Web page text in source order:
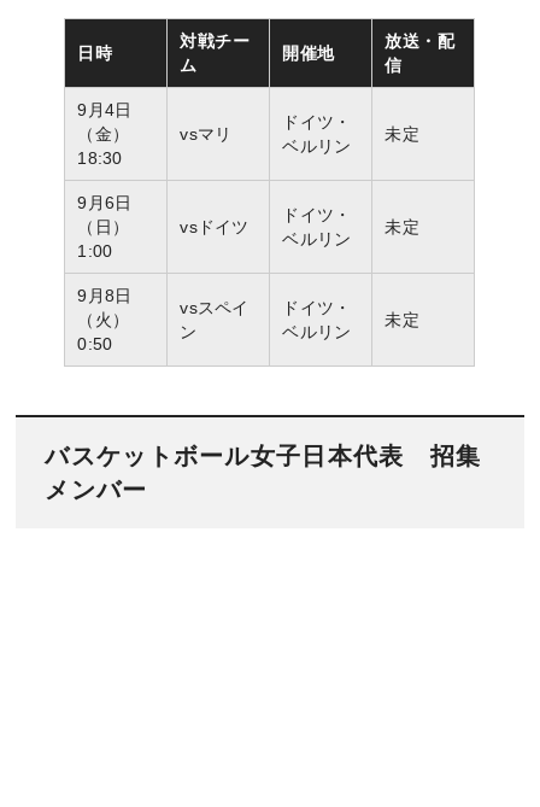
日時
対戦チー
ム
開催地
放送・配
信
9月4日
（金）
18:30
vsマリ
ドイツ・
ベルリン
未定
9月6日
（日）
1:00
vsドイツ
ドイツ・
ベルリン
未定
9月8日
（火）
0:50
vsスペイ
ン
ドイツ・
ベルリン
未定
バスケットボール女子日本代表 招集
メンバー